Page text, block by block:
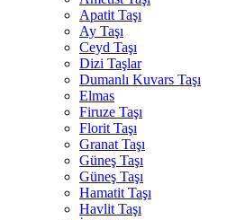
Apatit Taşı
Ay Taşı
Ceyd Taşı
Dizi Taşlar
Dumanlı Kuvars Taşı
Elmas
Firuze Taşı
Florit Taşı
Granat Taşı
Güneş Taşı
Güneş Taşı
Hamatit Taşı
Havlit Taşı